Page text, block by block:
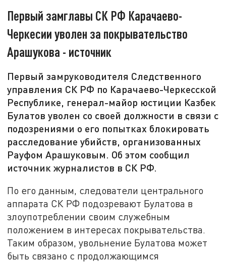
Первый замглавы СК РФ Карачаево-
Черкесии уволен за покрывательство
Арашукова - источник
Первый замруководителя Следственного
управления СК РФ по Карачаево-Черкесской
Республике, генерал-майор юстиции Казбек
Булатов уволен со своей должности в связи с
подозрениями о его попытках блокировать
расследование убийств, организованных
Рауфом Арашуковым. Об этом сообщил
источник журналистов в СК РФ.
По его данным, следователи центрального
аппарата СК РФ подозревают Булатова в
злоупотреблении своим служебным
положением в интересах покрывательства.
Таким образом, увольнение Булатова может
быть связано с продолжающимся